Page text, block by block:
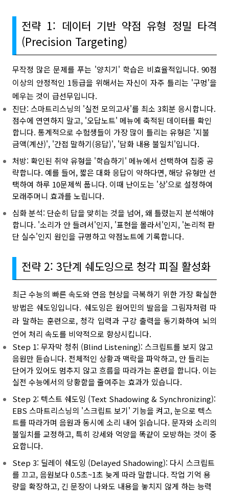
전략 1: 데이터 기반 약점 유형 정밀 타격
(Precision Targeting)
무작정 많은 문제를 푸는 '양치기' 학습은 비효율적입니다. 90점
이상의 안정적인 1등급을 위해서는 자신이 자주 틀리는 '구멍'을
메우는 것이 급선무입니다.
진단: 스마트리스닝의 '실전 모의고사'를 최소 3회분 응시합니다.
점수에 연연하지 말고, '오답노트' 메뉴에 축적된 데이터를 확인
합니다. 통계적으로 수험생들이 가장 많이 틀리는 유형은 '지불
금액(계산)', '간접 말하기(응답)', '담화 내용 불일치'입니다.
처방: 확인된 취약 유형을 '학습하기' 메뉴에서 선택하여 집중 공
략합니다. 예를 들어, 짧은 대화 응답이 약하다면, 해당 유형만 선
택하여 하루 10문제씩 풉니다. 이때 난이도는 '상'으로 설정하여
모래주머니 효과를 노립니다.
심화 분석: 단순히 답을 맞히는 것을 넘어, 왜 틀렸는지 분석해야
합니다. '소리가 안 들려서'인지, '표현을 몰라서'인지, '논리적 판
단 실수'인지 원인을 규명하고 약점노트에 기록합니다.
전략 2: 3단계 쉐도잉으로 청각 피질 활성화
최근 수능의 빠른 속도와 연음 현상을 극복하기 위한 가장 확실한
방법은 쉐도잉입니다. 쉐도잉은 원어민의 발음을 그림자처럼 따
라 말하는 훈련으로, 청각 입력과 구강 출력을 동기화하여 뇌의
언어 처리 속도를 비약적으로 향상시킵니다.
Step 1: 무자막 청취 (Blind Listening): 스크립트를 보지 않고
음원만 듣습니다. 전체적인 상황과 맥락을 파악하고, 안 들리는
단어가 있어도 멈추지 않고 흐름을 따라가는 훈련을 합니다. 이는
실전 수능에서의 당황함을 줄여주는 효과가 있습니다.
Step 2: 텍스트 쉐도잉 (Text Shadowing & Synchronizing):
EBS 스마트리스닝의 '스크립트 보기' 기능을 켜고, 눈으로 텍스
트를 따라가며 음원과 동시에 소리 내어 읽습니다. 문자와 소리의
불일치를 교정하고, 특히 강세와 억양을 똑같이 모방하는 것이 중
요합니다.
Step 3: 딜레이 쉐도잉 (Delayed Shadowing): 다시 스크립트
를 끄고, 음원보다 0.5초~1초 늦게 따라 말합니다. 작업 기억 용
량을 확장하고, 긴 문장이 나와도 내용을 놓치지 않게 하는 능력